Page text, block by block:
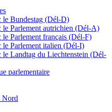
le Bundestag (Dél-D)
le Parlement autrichien (Dél-A)
le Parlement français (Dél-F)
le Parlement italien (Dél-I)
le Landtag du Liechtenstein (Dél-
parlementaire
Nord